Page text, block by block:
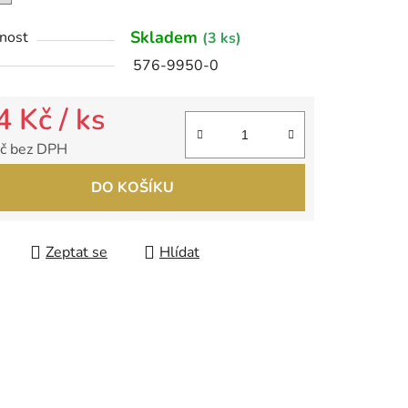
Skladem (3 ks)
576-9950-0
Kč/ ks
bez DPH
DO KOŠÍKU
Zeptat se Hlídat